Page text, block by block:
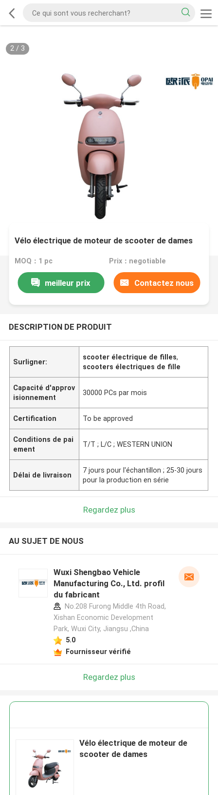
2/ 3
Vélo électrique de moteur de scooter de dames
MOQ：1 pc Prix：negotiable
meilleur prix Contactez nous
DESCRIPTION DE PRODUIT
Surligner:
scooter électrique de filles,
scooters électriques de fille
Capacité d'approv
isionnement
30000 PCs par mois
Certification To be approved
Conditions de pai
ement
T/T ; L/C ; WESTERN UNION
Délai de livraison
7 jours pour l'échantillon ; 25-30 jours
pour la production en série
Regardez plus
AU SUJET DE NOUS
Wuxi Shengbao Vehicle
Manufacturing Co., Ltd. profil
du fabricant
No.208 Furong Middle 4th Road,
Xishan Economic Development
Park, Wuxi City, Jiangsu ,China
5.0
Fournisseur vérifié
Regardez plus
Vélo électrique de moteur de
scooter de dames